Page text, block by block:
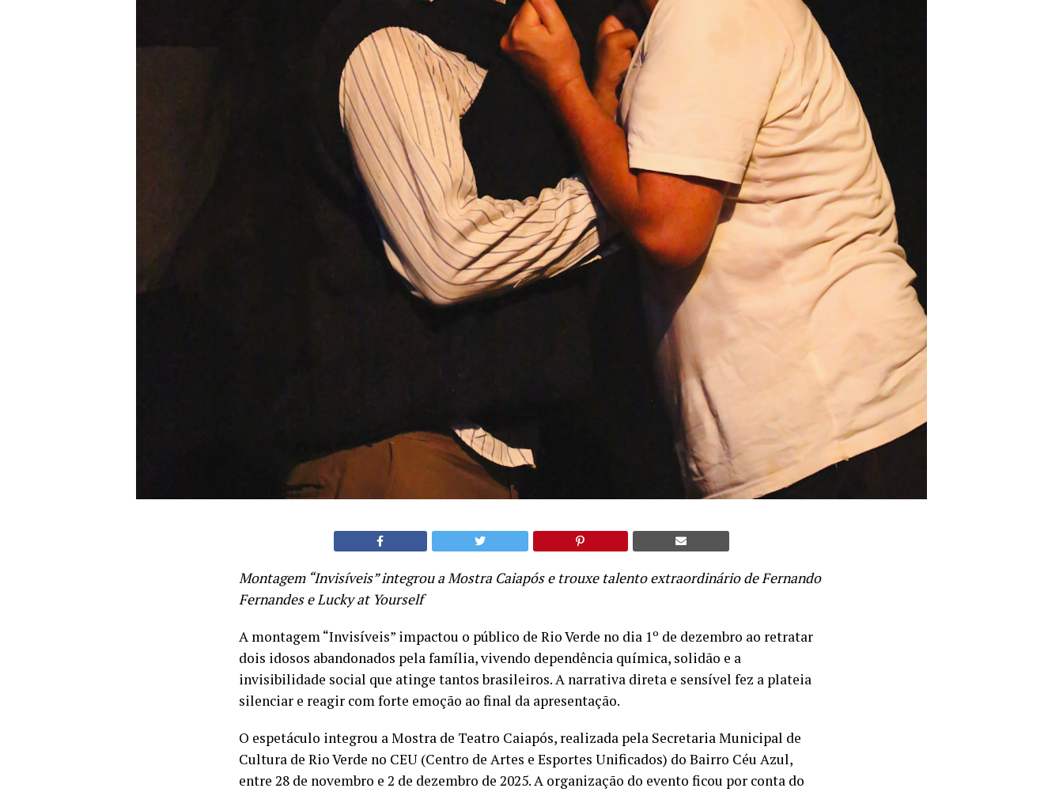
Montagem “Invisíveis” integrou a Mostra Caiapós e trouxe talento extraordinário de Fernando
Fernandes e Lucky at Yourself
A montagem “Invisíveis” impactou o público de Rio Verde no dia 1º de dezembro ao retratar
dois idosos abandonados pela família, vivendo dependência química, solidão e a
invisibilidade social que atinge tantos brasileiros. A narrativa direta e sensível fez a plateia
silenciar e reagir com forte emoção ao final da apresentação.
O espetáculo integrou a Mostra de Teatro Caiapós, realizada pela Secretaria Municipal de
Cultura de Rio Verde no CEU (Centro de Artes e Esportes Unificados) do Bairro Céu Azul,
entre 28 de novembro e 2 de dezembro de 2025. A organização do evento ficou por conta do